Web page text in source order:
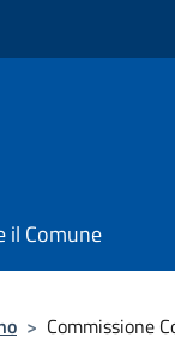
il Comune
> Commissione